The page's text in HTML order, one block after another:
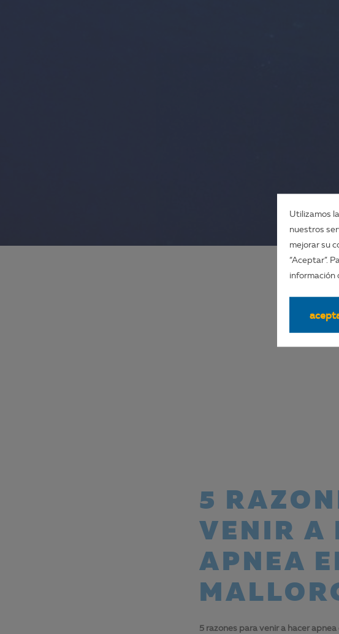
5
VENIR A
APNEA
5 razones para venir a hacer
Utilizamos
nuestros
mejorar su
“Aceptar”.
información